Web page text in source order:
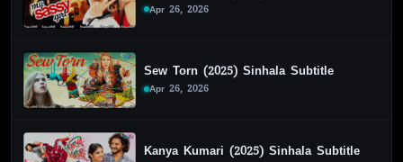
Apr 26, 2026
Sew Torn (2025) Sinhala Subtitle
Apr 26, 2026
Kanya Kumari (2025) Sinhala Subtitle